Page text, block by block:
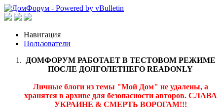
Навигация
Пользователи
ДОМФОРУМ РАБОТАЕТ В ТЕСТОВОМ РЕЖИМЕ
ПОСЛЕ ДОЛГОЛЕТНЕГО READONLY
Личные блоги из темы "Мой Дом" не удалены, а
хранятся в архиве для безопасности авторов. СЛАВА
УКРАИНЕ & СМЕРТЬ ВОРОГАМ!!!